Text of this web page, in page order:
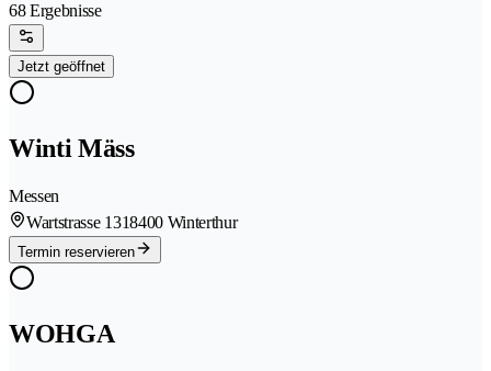
68 Ergebnisse
Jetzt geöffnet
Winti Mäss
Messen
Wartstrasse 1318400 Winterthur
Termin reservieren
WOHGA